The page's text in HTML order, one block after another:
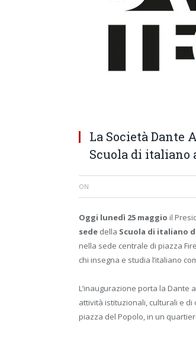
La Società Dante
Scuola di italiano
ON
Oggi lunedì 25 maggio il
sede della Scuola di italiano
nella sede centrale di piazza
chi insegna e studia l’italiano
L’inaugurazione porta la Dante
attività istituzionali, culturali e
piazza del Popolo, in un